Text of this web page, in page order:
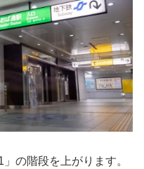
の階段を上がります。